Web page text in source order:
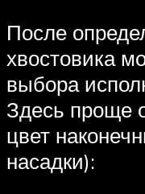
После
хвостовика
выбора
Здесь проще
цвет
насадки):